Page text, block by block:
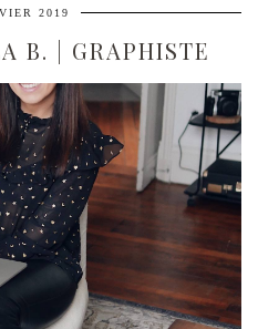
2019
B. | GRAPHISTE